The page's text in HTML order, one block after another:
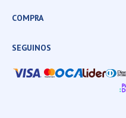
COMPRA
SEGUINOS